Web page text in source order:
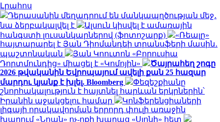
Լրահոս
Դերասանին մեղադրում են մանկապղծության մեջ․
նա ձերբակալվել է
Ալսուն կիսվել է ամառային
հանգստի լուսանկարներով (ֆոտոշարք)
«Ռեալը»
հայտարարել է Յան Դիոմանդեի տրանսֆերի մասին․
պաշտոնական
Յան Կոուտոն «Բորուսիա
Դորտմունդից» միացել է «Կոմոյին»
Ծայրահեղ շոգը
2026 թվականին Եվրոպայում ավելի քան 25 հազար
մարդու կյանք է խլել. Bloomberg
Փեզեշքիանը
շնորհակալություն է հայտնել հարևան երկրներին՝
Իրանին աջակցելու համար
Կոնֆերենցիաների
լիգայի որակավորման երրորդ փուլի առաջին
խաղում «Նոան» ոչ-ոքի խաղաց «Սյոնի» հետ